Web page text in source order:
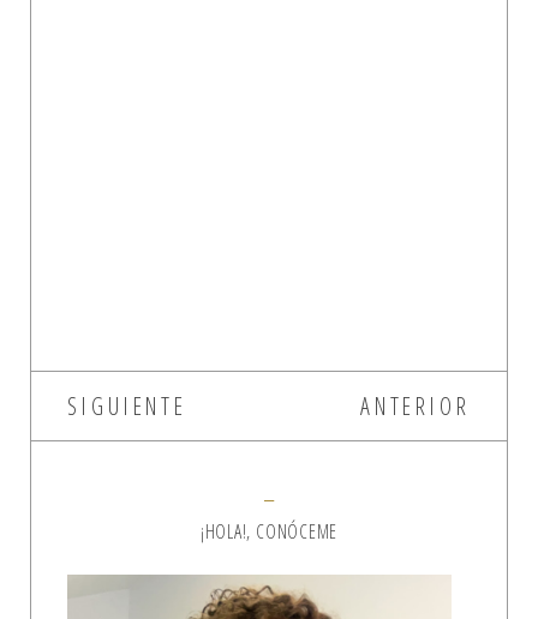
SIGUIENTE ANTERIOR
¡HOLA!, CONÓCEME